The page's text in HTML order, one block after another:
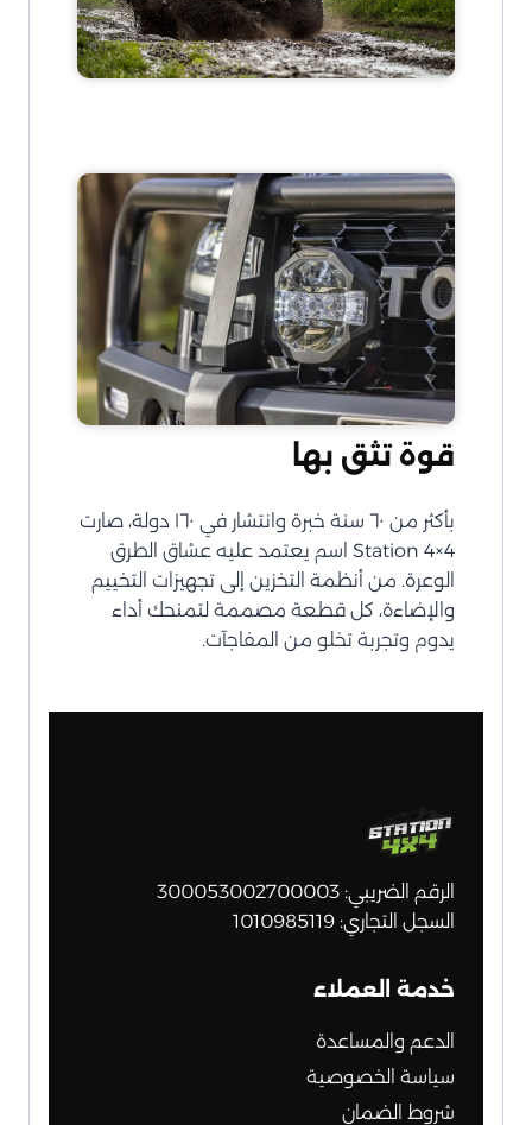
قوة تثق بها
بأكثر من ٦٠ سنة خبرة وانتشار في ١٦٠ دولة، صارت
Station 4×4 اسم يعتمد عليه عشاق الطرق
الوعرة. من أنظمة التخزين إلى تجهيزات التخييم
والإضاءة، كل قطعة مصممة لتمنحك أداء
يدوم وتجربة تخلو من المفاجآت.
الرقم الضريبي: 300053002700003
السجل التجاري: 1010985119
خدمة العملاء
الدعم والمساعدة
سياسة الخصوصية
شروط الضمان